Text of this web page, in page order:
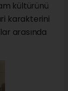
kültürünü
karakterini
arasında